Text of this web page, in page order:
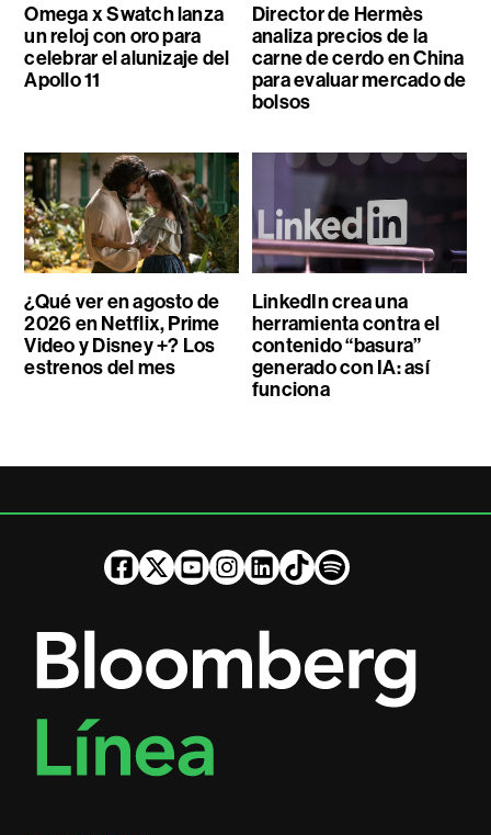
Omega x Swatch lanza
un reloj con oro para
celebrar el alunizaje del
Apollo 11
Director de Hermès
analiza precios de la
carne de cerdo en China
para evaluar mercado de
bolsos
¿Qué ver en agosto de
2026 en Netflix, Prime
Video y Disney +? Los
estrenos del mes
LinkedIn crea una
herramienta contra el
contenido “basura”
generado con IA: así
funciona